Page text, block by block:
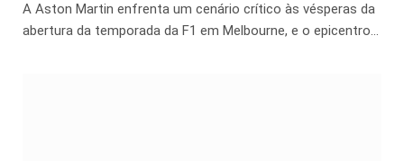
A Aston Martin enfrenta um cenário crítico às vésperas da
abertura da temporada da F1 em Melbourne, e o epicentro…